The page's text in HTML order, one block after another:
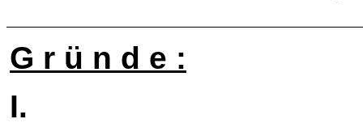
G r ü n d e :
I.